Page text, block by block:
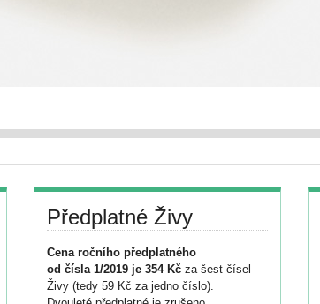
Předplatné Živy
Cena ročního předplatného
od čísla 1/2019 je 354 Kč za šest čísel
Živy (tedy 59 Kč za jedno číslo).